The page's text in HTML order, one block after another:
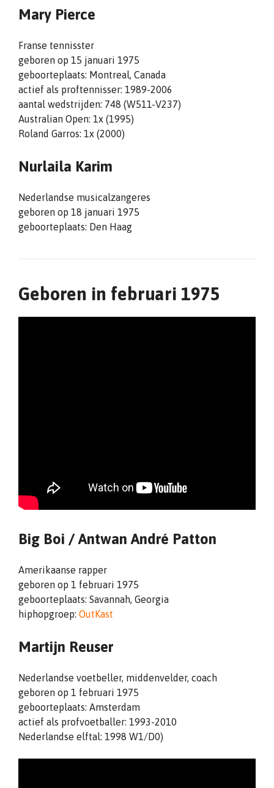
Mary Pierce
Franse tennisster
geboren op 15 januari 1975
geboorteplaats: Montreal, Canada
actief als proftennisser: 1989-2006
aantal wedstrijden: 748 (W511-V237)
Australian Open: 1x (1995)
Roland Garros: 1x (2000)
Nurlaila Karim
Nederlandse musicalzangeres
geboren op 18 januari 1975
geboorteplaats: Den Haag
Geboren in februari 1975
Big Boi / Antwan André Patton
Amerikaanse rapper
geboren op 1 februari 1975
geboorteplaats: Savannah, Georgia
hiphopgroep: OutKast
Martijn Reuser
Nederlandse voetbeller, middenvelder, coach
geboren op 1 februari 1975
geboorteplaats: Amsterdam
actief als profvoetballer: 1993-2010
Nederlandse elftal: 1998 W1/D0)